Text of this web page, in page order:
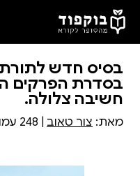
דלג לתוכן הראשי
בסיס חדש
בסדרת הפרקים
חשיבה צלולה.
מאת: צור טאוב